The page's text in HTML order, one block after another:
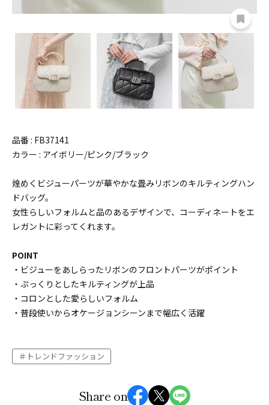
品番 : FB37141
カラー : アイボリー/ピンク/ブラック
煌めくビジューパーツが華やかな畳みリボンのキルティングハン
ドバッグ。
女性らしいフォルムと品のあるデザインで、コーディネートをエ
レガントに彩ってくれます。
POINT
・ビジューをあしらったリボンのフロントパーツがポイント
・ぷっくりとしたキルティングが上品
・コロンとした愛らしいフォルム
・普段使いからオケージョンシーンまで幅広く活躍
トレンドファッション
Share on